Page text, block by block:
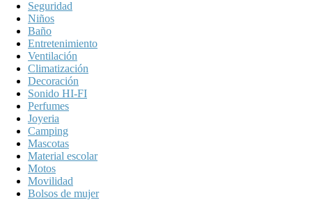
Seguridad
Niños
Baño
Entretenimiento
Ventilación
Climatización
Decoración
Sonido HI-FI
Perfumes
Joyeria
Camping
Mascotas
Material escolar
Motos
Movilidad
Bolsos de mujer